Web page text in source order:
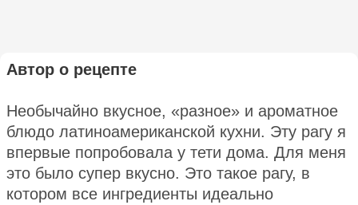
Автор о рецепте
Необычайно вкусное, «разное» и ароматное
блюдо латиноамериканской кухни. Эту рагу я
впервые попробовала у тети дома. Для меня
это было супер вкусно. Это такое рагу, в
котором все ингредиенты идеально